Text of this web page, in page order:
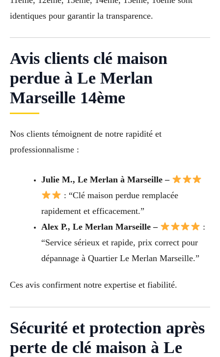
identiques pour garantir la transparence.
Avis clients clé maison
perdue à Le Merlan
Marseille 14ème
Nos clients témoignent de notre rapidité et
professionnalisme :
Julie M., Le Merlan à Marseille –
: “Clé maison perdue remplacée
rapidement et efficacement.”
Alex P., Le Merlan Marseille –
:
“Service sérieux et rapide, prix correct pour
dépannage à Quartier Le Merlan Marseille.”
Ces avis confirment notre expertise et fiabilité.
Sécurité et protection après
perte de clé maison à Le